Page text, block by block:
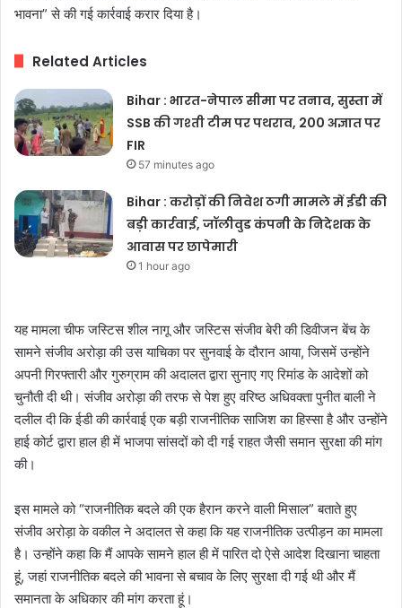
भावना” से की गई कार्रवाई करार दिया है।
Related Articles
Bihar : भारत-नेपाल सीमा पर तनाव, सुस्ता में
SSB की गश्ती टीम पर पथराव, 200 अज्ञात पर
FIR
57 minutes ago
Bihar : करोड़ों की निवेश ठगी मामले में ईडी की
बड़ी कार्रवाई, जॉलीवुड कंपनी के निदेशक के
आवास पर छापेमारी
1 hour ago
यह मामला चीफ जस्टिस शील नागू और जस्टिस संजीव बेरी की डिवीजन बेंच के
सामने संजीव अरोड़ा की उस याचिका पर सुनवाई के दौरान आया, जिसमें उन्होंने
अपनी गिरफ्तारी और गुरुग्राम की अदालत द्वारा सुनाए गए रिमांड के आदेशों को
चुनौती दी थी। संजीव अरोड़ा की तरफ से पेश हुए वरिष्ठ अधिवक्ता पुनीत बाली ने
दलील दी कि ईडी की कार्रवाई एक बड़ी राजनीतिक साजिश का हिस्सा है और उन्होंने
हाई कोर्ट द्वारा हाल ही में भाजपा सांसदों को दी गई राहत जैसी समान सुरक्षा की मांग
की।
इस मामले को “राजनीतिक बदले की एक हैरान करने वाली मिसाल” बताते हुए
संजीव अरोड़ा के वकील ने अदालत से कहा कि यह राजनीतिक उत्पीड़न का मामला
है। उन्होंने कहा कि मैं आपके सामने हाल ही में पारित दो ऐसे आदेश दिखाना चाहता
हूं, जहां राजनीतिक बदले की भावना से बचाव के लिए सुरक्षा दी गई थी और मैं
समानता के अधिकार की मांग करता हूं।